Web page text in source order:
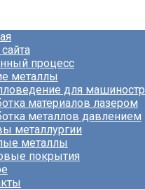
процесс
металлы
для
материалов лазером
металлов давлением
металлургии
металлы
покрытия